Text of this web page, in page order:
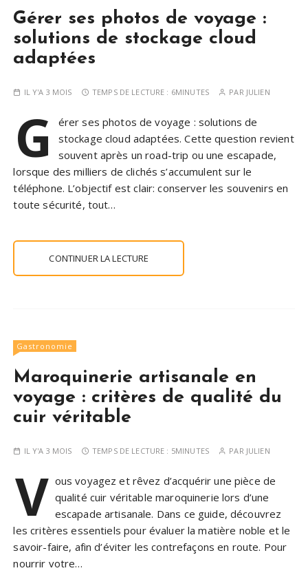
Gérer ses photos de voyage :
solutions de stockage cloud
adaptées
IL Y'A 3 MOIS TEMPS DE LECTURE : 6MINUTES PAR JULIEN
G
érer ses photos de voyage : solutions de
stockage cloud adaptées. Cette question revient
souvent après un road-trip ou une escapade,
lorsque des milliers de clichés s’accumulent sur le
téléphone. L’objectif est clair: conserver les souvenirs en
toute sécurité, tout…
CONTINUER LA LECTURE
Gastronomie
Maroquinerie artisanale en
voyage : critères de qualité du
cuir véritable
IL Y'A 3 MOIS TEMPS DE LECTURE : 5MINUTES PAR JULIEN
V ous voyagez et rêvez d’acquérir une pièce de
qualité cuir véritable maroquinerie lors d’une
escapade artisanale. Dans ce guide, découvrez
les critères essentiels pour évaluer la matière noble et le
savoir-faire, afin d’éviter les contrefaçons en route. Pour
nourrir votre…